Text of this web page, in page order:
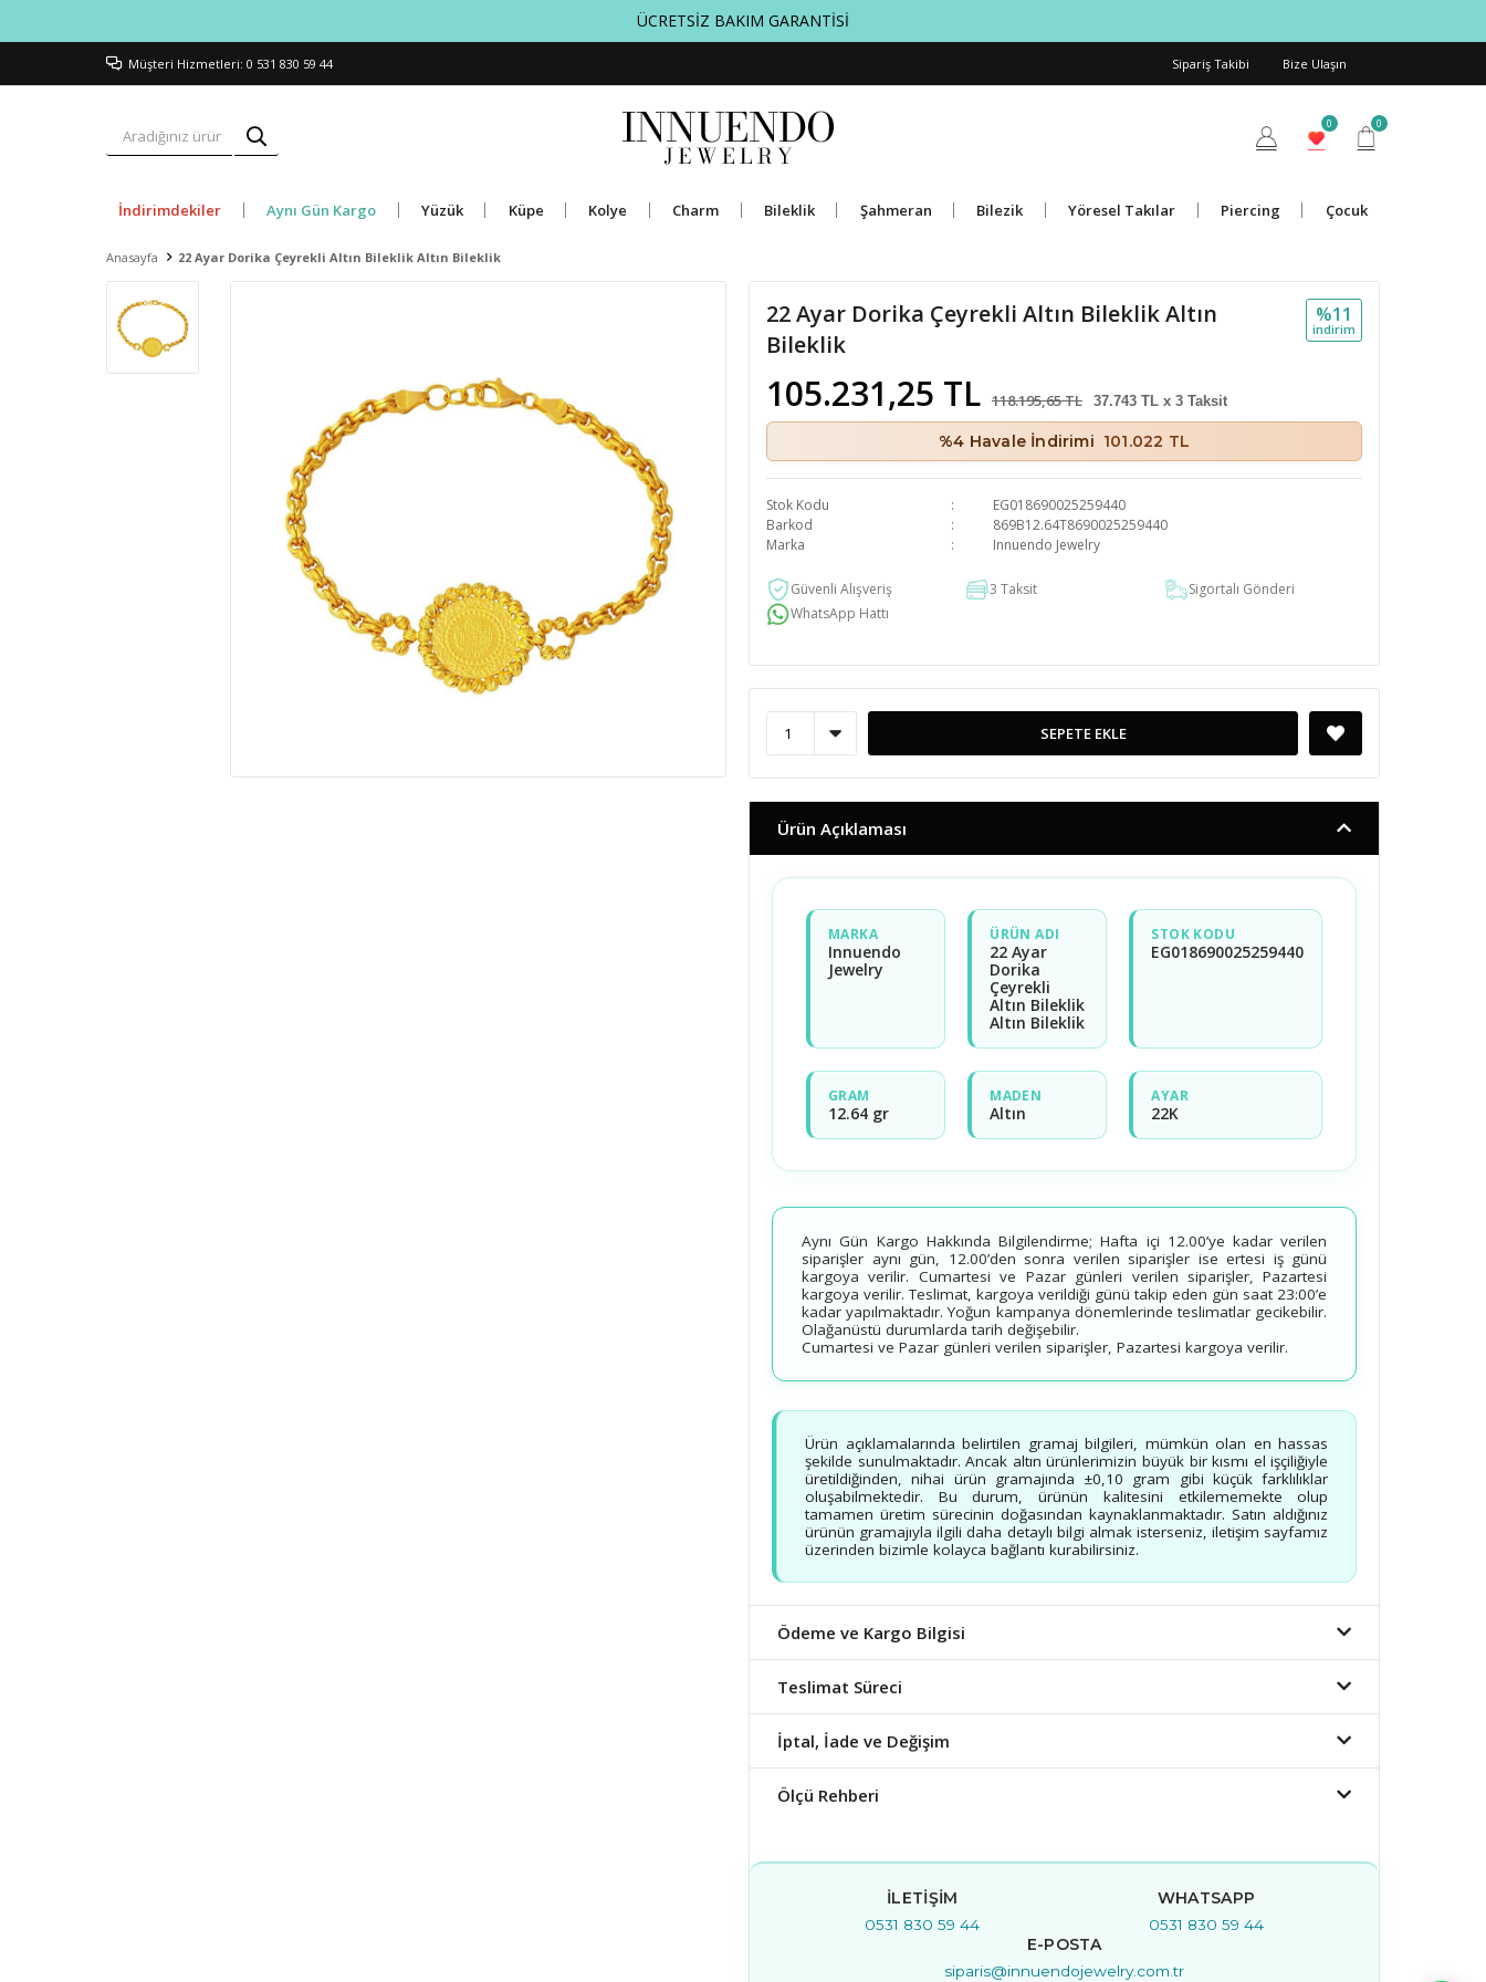
ÜCRETSİZ BAKIM GARANTİSİ
Müşteri Hizmetleri: 0 531 830 59 44 Sipariş Takibi Bize Ulaşın
0 0
İndirimdekiler Aynı Gün Kargo Yüzük Küpe Kolye Charm Bileklik Şahmeran Bilezik Yöresel Takılar Piercing Çocuk
Anasayfa 22 Ayar Dorika Çeyrekli Altın Bileklik Altın Bileklik
22 Ayar Dorika Çeyrekli Altın Bileklik Altın
Bileklik
105.231,25 TL 118.195,65 TL
%11
i̇ndi̇ri̇m
37.743 TL x 3 Taksit
%4 Havale İndirimi 101.022 TL
Stok Kodu
EG018690025259440
Barkod
869B12.64T8690025259440
Marka
Innuendo Jewelry
Güvenli Alışveriş 3 Taksit
Sigortalı Gönderi
WhatsApp Hattı
SEPETE EKLE
Ürün Açıklaması
MARKA
Innuendo
Jewelry
ÜRÜN ADI
22 Ayar
Dorika
Çeyrekli
Altın Bileklik
Altın Bileklik
STOK KODU
EG018690025259440
GRAM
12.64 gr
MADEN
Altın
AYAR
22K
Aynı Gün Kargo Hakkında Bilgilendirme; Hafta içi 12.00’ye kadar verilen
siparişler aynı gün, 12.00’den sonra verilen siparişler ise ertesi iş günü
kargoya verilir. Cumartesi ve Pazar günleri verilen siparişler, Pazartesi
kargoya verilir. Teslimat, kargoya verildiği günü takip eden gün saat 23:00’e
kadar yapılmaktadır. Yoğun kampanya dönemlerinde teslimatlar gecikebilir.
Olağanüstü durumlarda tarih değişebilir.
Cumartesi ve Pazar günleri verilen siparişler, Pazartesi kargoya verilir.
Ürün açıklamalarında belirtilen gramaj bilgileri, mümkün olan en hassas
şekilde sunulmaktadır. Ancak altın ürünlerimizin büyük bir kısmı el işçiliğiyle
üretildiğinden, nihai ürün gramajında ±0,10 gram gibi küçük farklılıklar
oluşabilmektedir. Bu durum, ürünün kalitesini etkilememekte olup
tamamen üretim sürecinin doğasından kaynaklanmaktadır. Satın aldığınız
ürünün gramajıyla ilgili daha detaylı bilgi almak isterseniz, iletişim sayfamız
üzerinden bizimle kolayca bağlantı kurabilirsiniz.
Ödeme ve Kargo Bilgisi
Teslimat Süreci
İptal, İade ve Değişim
Ölçü Rehberi
İLETIŞIM
0531 830 59 44
WHATSAPP
0531 830 59 44
E-POSTA
siparis@innuendojewelry.com.tr